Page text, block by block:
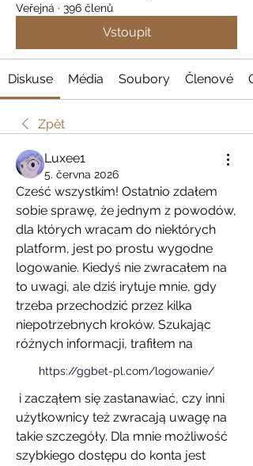
Veřejná · 396 členů
Vstoupit
Diskuse Média Soubory Členové
Zpět
Luxee1
5. června 2026
Cześć wszystkim! Ostatnio zdałem
sobie sprawę, że jednym z powodów,
dla których wracam do niektórych
platform, jest po prostu wygodne
logowanie. Kiedyś nie zwracałem na
to uwagi, ale dziś irytuje mnie, gdy
trzeba przechodzić przez kilka
niepotrzebnych kroków. Szukając
różnych informacji, trafiłem na
https://ggbet-pl.com/logowanie/
użytkownicy też zwracają uwagę na
takie szczegóły. Dla mnie możliwość
szybkiego dostępu do konta jest